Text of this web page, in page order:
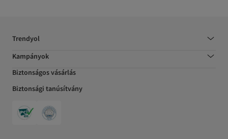
Trendyol
Kampányok
Biztonságos vásárlás
Biztonsági tanúsítvány